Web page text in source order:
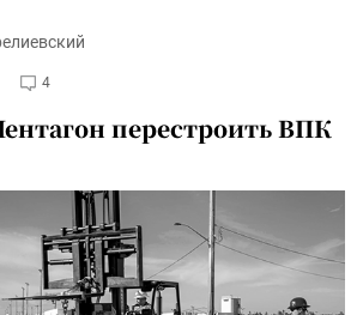
4
перестроить ВПК